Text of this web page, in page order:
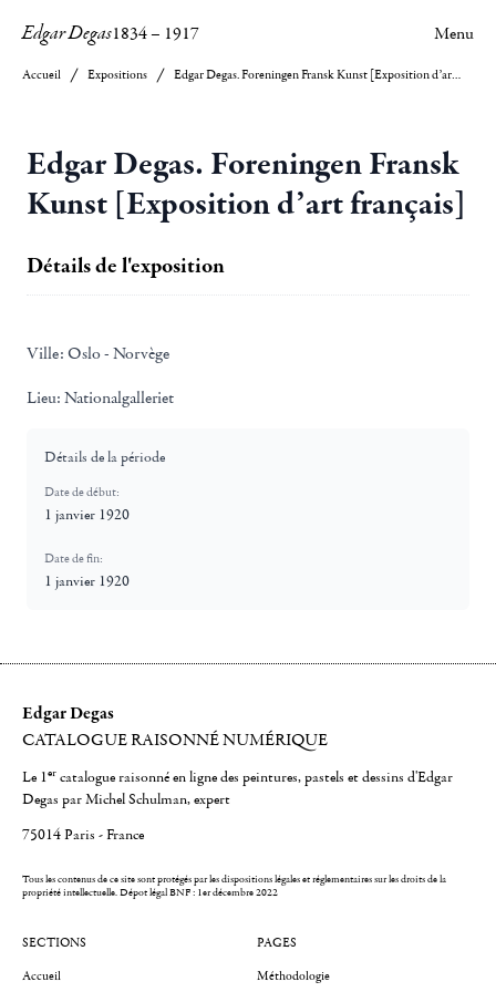
Edgar Degas1834– 1917 Menu
Accueil Expositions Edgar Degas. Foreningen Fransk Kunst [Exposition d’art français]
Edgar Degas. Foreningen Fransk
Kunst [Exposition d’art français]
Détails de l'exposition
Ville: Oslo - Norvège
Lieu: Nationalgalleriet
Détails de la période
Date de début:
1 janvier 1920
Date de fin:
1 janvier 1920
Edgar Degas
CATALOGUE RAISONNÉ NUMÉRIQUE
Le 1er catalogue raisonné en ligne des peintures, pastels et dessins d'Edgar
Degas par Michel Schulman, expert
75014 Paris - France
Tous les contenus de ce site sont protégés par les dispositions légales et réglementaires sur les droits de la
propriété intellectuelle.Dépot légal BNF : 1er décembre 2022
SECTIONS
Accueil
PAGES
Méthodologie